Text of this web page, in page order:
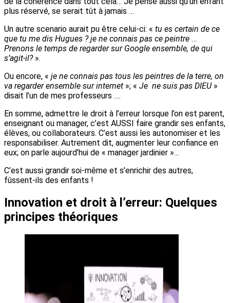
plus réservé, se serait tût à jamais …
Un autre scenario aurait pu être celui-ci: « tu es certain de ce
que tu me dis Hugues ? je ne connais pas ce peintre …
Prenons le temps de regarder sur Google ensemble, de qui
s’agit-il?».
Ou encore, « je ne connais pas tous les peintres de la terre, on
va regarder ensemble sur internet »; « Je ne suis pas DIEU»
disait l’un de mes professeurs ….
En somme, admettre le droit à l’erreur lorsque l’on est parent,
enseignant ou manager, c’est AUSSI faire grandir ses enfants,
élèves, ou collaborateurs. C’est aussi les autonomiser et les
responsabiliser. Autrement dit, augmenter leur confiance en
eux; on parle aujourd’hui de « manager jardinier »…
C’est aussi grandir soi-même et s’enrichir des autres,
fûssent-ils des enfants !
Innovation et droit à l’erreur: Quelques
principes théoriques